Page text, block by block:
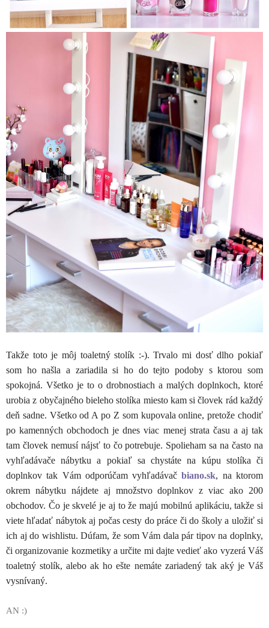
Takže toto je môj toaletný stolík :-). Trvalo mi dosť dlho pokiaľ
som ho našla a zariadila si ho do tejto podoby s ktorou som
spokojná. Všetko je to o drobnostiach a malých doplnkoch, ktoré
urobia z obyčajného bieleho stolíka miesto kam si človek rád každý
deň sadne. Všetko od A po Z som kupovala online, pretože chodiť
po kamenných obchodoch je dnes viac menej strata času a aj tak
tam človek nemusí nájsť to čo potrebuje. Spolieham sa na často na
vyhľadávače nábytku a pokiaľ sa chystáte na kúpu stolíka či
doplnkov tak Vám odporúčam vyhľadávačbiano.sk, na ktorom
okrem nábytku nájdete aj množstvo doplnkov z viac ako 200
obchodov. Čo je skvelé je aj to že majú mobilnú aplikáciu, takže si
viete hľadať nábytok aj počas cesty do práce či do školy a uložiť si
ich aj do wishlistu. Dúfam, že som Vám dala pár tipov na doplnky,
či organizovanie kozmetiky a určite mi dajte vedieť ako vyzerá Váš
toaletný stolík, alebo ak ho ešte nemáte zariadený tak aký je Váš
vysnívaný.
AN :)